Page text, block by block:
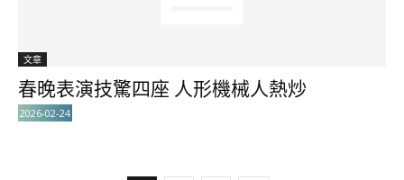
文章
春晚表演技驚四座 人形機械人熱炒
2026-02-24